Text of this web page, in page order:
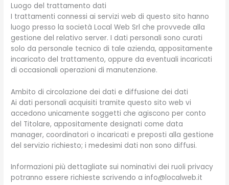
Luogo del trattamento dati
I trattamenti connessi ai servizi web di questo sito hanno
luogo presso la società Local Web Srl che provvede alla
gestione del relativo server. I dati personali sono curati
solo da personale tecnico di tale azienda, appositamente
incaricato del trattamento, oppure da eventuali incaricati
di occasionali operazioni di manutenzione.
Ambito di circolazione dei dati e diffusione dei dati
Ai dati personali acquisiti tramite questo sito web vi
accedono unicamente soggetti che agiscono per conto
del Titolare, appositamente designati come data
manager, coordinatori o incaricati e preposti alla gestione
del servizio richiesto; i medesimi dati non sono diffusi.
Informazioni più dettagliate sui nominativi dei ruoli privacy
potranno essere richieste scrivendo a info@localweb.it